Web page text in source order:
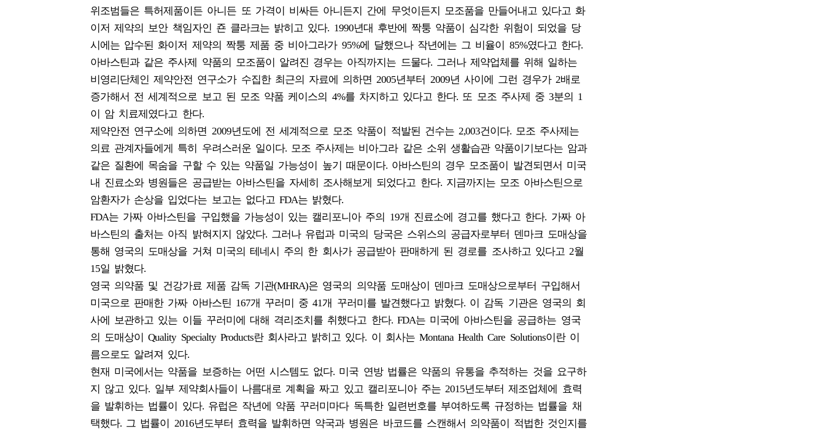
위조범들은 특허제품이든 아니든 또 가격이 비싸든 아니든지 간에 무엇이든지 모조품을 만들어내고 있다고 화
이저 제약의 보안 책임자인 죤 클라크는 밝히고 있다. 1990년대 후반에 짝퉁 약품이 심각한 위험이 되었을 당
시에는 압수된 화이저 제약의 짝퉁 제품 중 비아그라가 95%에 달했으나 작년에는 그 비율이 85%였다고 한다.
아바스틴과 같은 주사제 약품의 모조품이 알려진 경우는 아직까지는 드물다. 그러나 제약업체를 위해 일하는
비영리단체인 제약안전 연구소가 수집한 최근의 자료에 의하면 2005년부터 2009년 사이에 그런 경우가 2배로
증가해서 전 세계적으로 보고 된 모조 약품 케이스의 4%를 차지하고 있다고 한다. 또 모조 주사제 중 3분의 1
이 암 치료제였다고 한다.
제약안전 연구소에 의하면 2009년도에 전 세계적으로 모조 약품이 적발된 건수는 2,003건이다. 모조 주사제는
의료 관계자들에게 특히 우려스러운 일이다. 모조 주사제는 비아그라 같은 소위 생활습관 약품이기보다는 암과
같은 질환에 목숨을 구할 수 있는 약품일 가능성이 높기 때문이다. 아바스틴의 경우 모조품이 발견되면서 미국
내 진료소와 병원들은 공급받는 아바스틴을 자세히 조사해보게 되었다고 한다. 지금까지는 모조 아바스틴으로
암환자가 손상을 입었다는 보고는 없다고 FDA는 밝혔다.
FDA는 가짜 아바스틴을 구입했을 가능성이 있는 캘리포니아 주의 19개 진료소에 경고를 했다고 한다. 가짜 아
바스틴의 출처는 아직 밝혀지지 않았다. 그러나 유럽과 미국의 당국은 스위스의 공급자로부터 덴마크 도매상을
통해 영국의 도매상을 거쳐 미국의 테네시 주의 한 회사가 공급받아 판매하게 된 경로를 조사하고 있다고 2월
15일 밝혔다.
영국 의약품 및 건강가료 제품 감독 기관(MHRA)은 영국의 의약품 도매상이 덴마크 도매상으로부터 구입해서
미국으로 판매한 가짜 아바스틴 167개 꾸러미 중 41개 꾸러미를 발견했다고 밝혔다. 이 감독 기관은 영국의 회
사에 보관하고 있는 이들 꾸러미에 대해 격리조치를 취했다고 한다. FDA는 미국에 아바스틴을 공급하는 영국
의 도매상이 Quality Specialty Products란 회사라고 밝히고 있다. 이 회사는 Montana Health Care Solutions이란 이
름으로도 알려져 있다.
현재 미국에서는 약품을 보증하는 어떤 시스템도 없다. 미국 연방 법률은 약품의 유통을 추적하는 것을 요구하
지 않고 있다. 일부 제약회사들이 나름대로 계획을 짜고 있고 캘리포니아 주는 2015년도부터 제조업체에 효력
을 발휘하는 법률이 있다. 유럽은 작년에 약품 꾸러미마다 독특한 일련번호를 부여하도록 규정하는 법률을 채
택했다. 그 법률이 2016년도부터 효력을 발휘하면 약국과 병원은 바코드를 스캔해서 의약품이 적법한 것인지를